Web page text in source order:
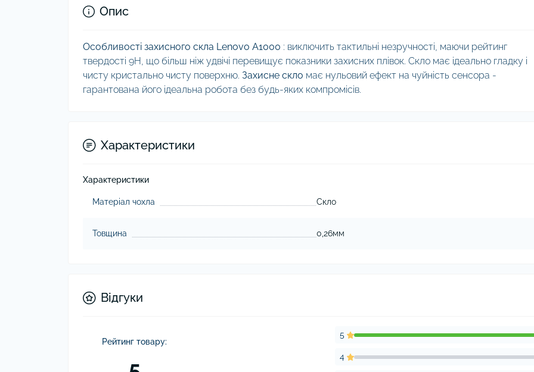
Опис
Особливості захисного скла Lenovo A1000 : виключить тактильні незручності, маючи рейтинг
твердості 9Н, що більш ніж удвічі перевищує показники захисних плівок. Скло має ідеально гладку і
чисту кристально чисту поверхню. Захисне скло має нульовий ефект на чуйність сенсора -
гарантована його ідеальна робота без будь-яких компромісів.
Характеристики
Характеристики
Матеріал чохла Скло
Товщина 0,26мм
Відгуки
Рейтинг товару:
5
4